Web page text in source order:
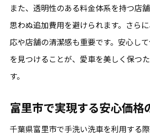
また、透明性のある料金体系を持つ店舗
思わぬ追加費用を避けられます。さら
応や店舗の清潔感も重要です。安心し
を見つけることが、愛車を美しく保つ
す。
富里市で実現する安心価格
千葉県富里市で手洗い洗車を利用する